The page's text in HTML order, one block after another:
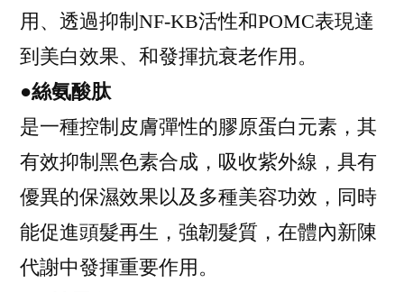
用、透過抑制NF-KB活性和POMC表現達
到美白效果、和發揮抗衰老作用。
●絲氨酸肽
是一種控制皮膚彈性的膠原蛋白元素，其
有效抑制黑色素合成，吸收紫外線，具有
優異的保濕效果以及多種美容功效，同時
能促進頭髮再生，強韌髮質，在體內新陳
代謝中發揮重要作用。